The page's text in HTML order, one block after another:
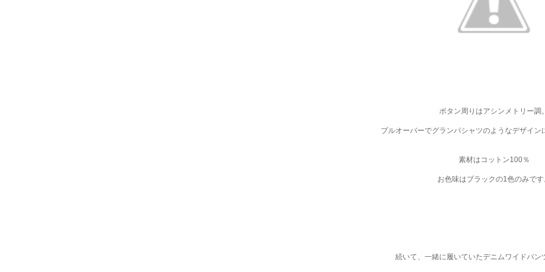
ボタン周りはアシンメトリー調。
プルオーバーでグランパシャツのようなデザイン
素材はコットン100％
お色味はブラックの1色のみです
続いて、一緒に履いていたデニムワイドパン